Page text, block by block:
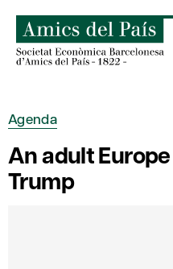
content
Agenda
An adult
Trump